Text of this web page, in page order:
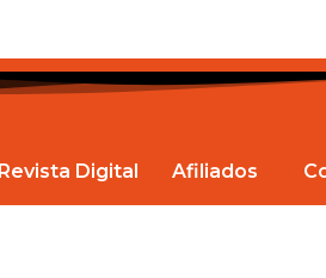
Revista Digital Afiliados